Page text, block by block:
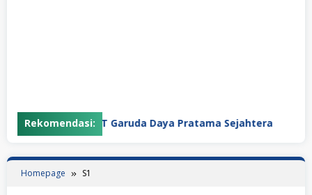
Rekomendasi:PT Garuda Daya Pratama Sejahtera
Homepage S1